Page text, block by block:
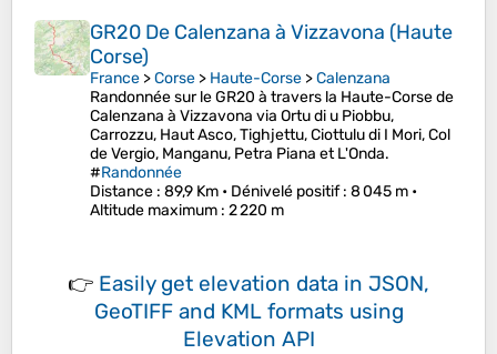
GR20 De Calenzana à Vizzavona (Haute
Corse)
France >Corse > Haute-Corse >Calenzana
Randonnée sur le GR20 à travers la Haute-Corse de
Calenzana à Vizzavona via Ortu di u Piobbu,
Carrozzu, Haut Asco, Tighjettu, Ciottulu di I Mori, Col
de Vergio, Manganu, Petra Piana et L'Onda.
#Randonnée
Distance : 89,9 Km • Dénivelé positif: 8 045 m •
Altitude maximum : 2 220 m
👉 Easily get elevation data in JSON,
GeoTIFF and KML formats using
Elevation API